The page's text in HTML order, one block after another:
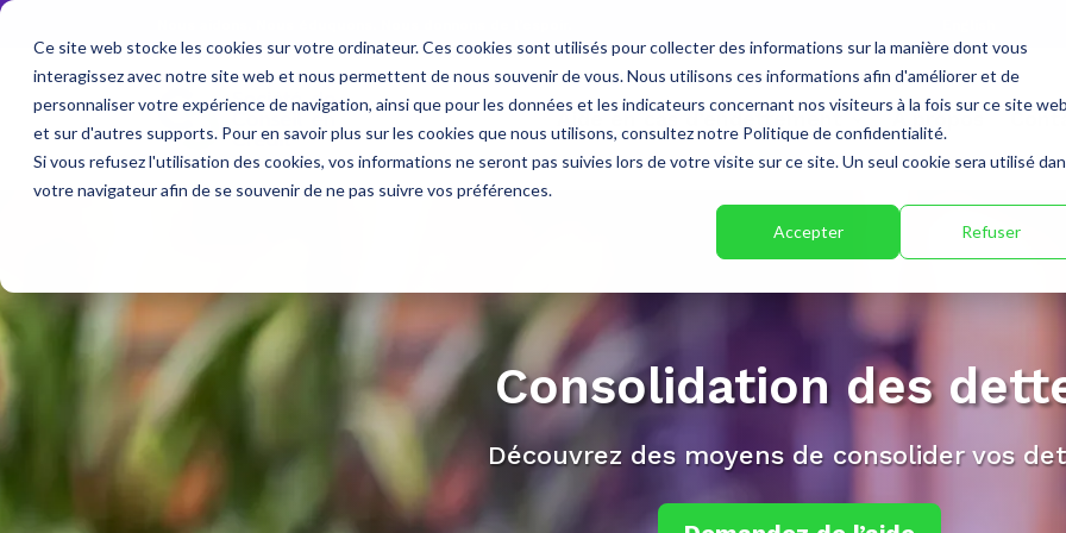
Ce site web stocke les cookies sur votre ordinateur. Ces cookies sont utilisés pour collecter des informations sur la manière dont vous
interagissez avec notre site web et nous permettent de nous souvenir de vous. Nous utilisons ces informations afin d'améliorer et de
personnaliser votre expérience de navigation, ainsi que pour les données et les indicateurs concernant nos visiteurs à la fois sur ce site web
et sur d'autres supports. Pour en savoir plus sur les cookies que nous utilisons, consultez notre Politique de confidentialité.
Si vous refusez l'utilisation des cookies, vos informations ne seront pas suivies lors de votre visite sur ce site. Un seul cookie sera utilisé
votre navigateur afin de se souvenir de ne pas suivre vos préférences.
Accepter Refuser
Aide en cas d’endettement À propos
Consolidation des
Découvrez des moyens de consolider vos